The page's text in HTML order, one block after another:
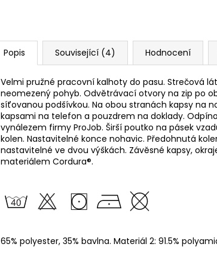
Popis Související (4) Hodnocení
Velmi pružné pracovní kalhoty do pasu. Strečová
neomezený pohyb. Odvětrávací otvory na zip po
síťovanou podšívkou. Na obou stranách kapsy na
kapsami na telefon a pouzdrem na doklady.
vynálezem firmy ProJob. Širší poutko na pásek
kolen. Nastavitelné konce nohavic. Předohnutá
nastavitelné ve dvou výškách. Závěsné kapsy,
materiálem Cordura®.
65% polyester, 35% bavlna. Materiál 2: 91.5%